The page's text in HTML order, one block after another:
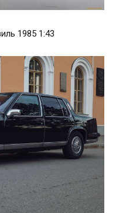
1985 1:43